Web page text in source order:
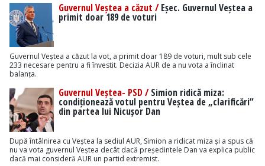
Guvernul Veștea a căzut /Eșec. Guvernul Veștea a
primit doar 189 de voturi
Guvernul Veștea a căzut la vot, a primit doar 189 de voturi, mult sub cele
233 necesare pentru a fi învestit. Decizia AUR de a nu vota a înclinat
balanța.
Guvernul Veștea- PSD /Simion ridică miza:
condiționează votul pentru Veștea de „clarificări”
din partea lui Nicușor Dan
După întâlnirea cu Veștea la sediul AUR, Simion a ridicat miza și a spus că
nu va vota guvernul Veștea decât dacă președintele Dan va explica public
dacă mai consideră AUR un partid extremist.